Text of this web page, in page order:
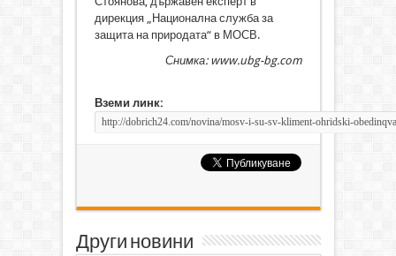
дирекция „Национална служба за
защита на природата“ в МОСВ.
Снимка: www.ubg-bg.com
Вземи линк:
Други новини